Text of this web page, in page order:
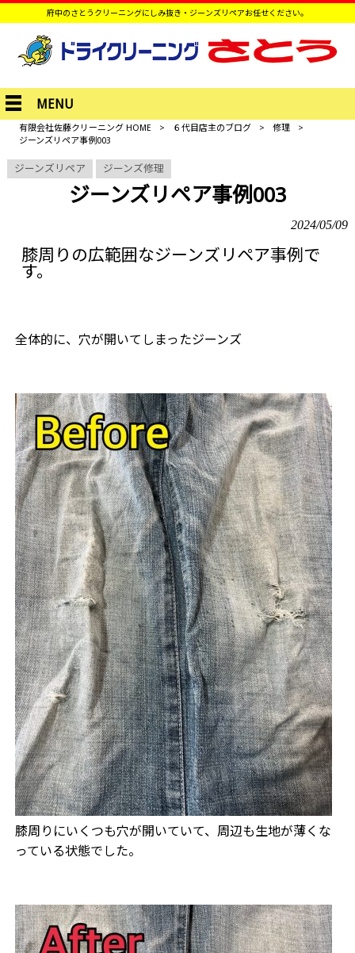
府中のさとうクリーニングにしみ抜き・ジーンズリペアお任せください。
MENU
有限会社佐藤クリーニング HOME > ６代目店主のブログ > 修理
>
ジーンズリペア事例003
ジーンズリペア ジーンズ修理
ジーンズリペア事例003
2024/05/09
膝周りの広範囲なジーンズリペア事例で
す。
全体的に、穴が開いてしまったジーンズ
膝周りにいくつも穴が開いていて、周辺も生地が薄くな
っている状態でした。